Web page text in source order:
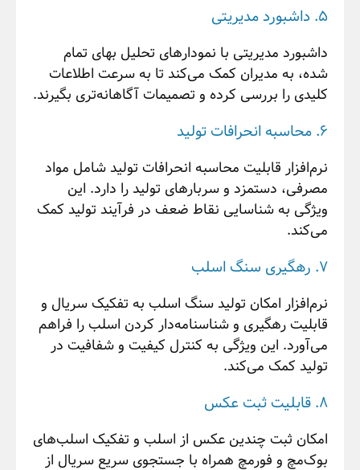
5. داشبورد مدیریتی
داشبورد مدیریتی با نمودارهای تحلیل بهای تمام
شده، به مدیران کمک می‌کند تا به سرعت اطلاعات
کلیدی را بررسی کرده و تصمیمات آگاهانه‌تری بگیرند.
6. محاسبه انحرافات تولید
نرم‌افزار قابلیت محاسبه انحرافات تولید شامل مواد
مصرفی، دستمزد و سربارهای تولید را دارد. این
ویژگی به شناسایی نقاط ضعف در فرآیند تولید کمک
می‌کند.
7. رهگیری سنگ اسلب
نرم‌افزار امکان تولید سنگ اسلب به تفکیک سریال و
قابلیت رهگیری و شناسنامه‌دار کردن اسلب را فراهم
می‌آورد. این ویژگی به کنترل کیفیت و شفافیت در
تولید کمک می‌کند.
8. قابلیت ثبت عکس
امکان ثبت چندین عکس از اسلب و تفکیک اسلب‌های
بوک‌مچ و فورمچ همراه با جستجوی سریع سریال از